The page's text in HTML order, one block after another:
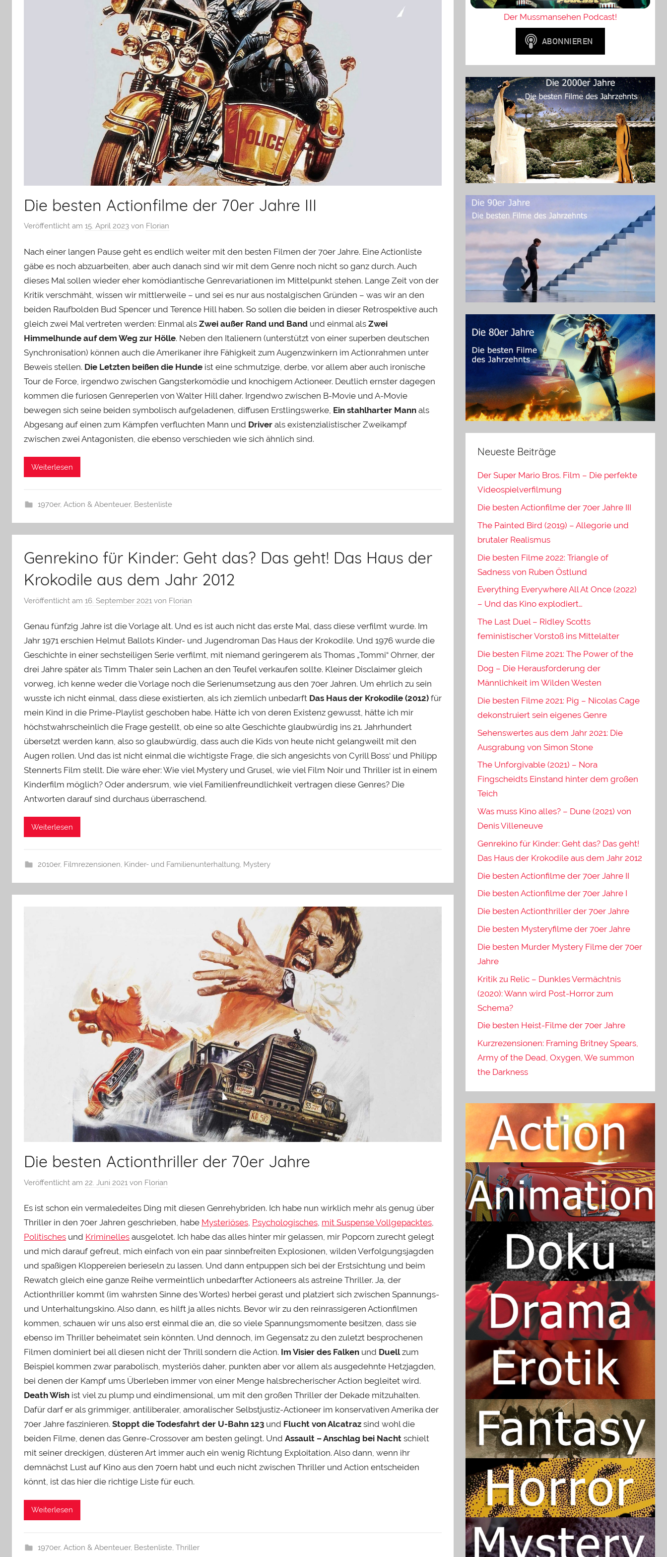
Die besten Actionfilme der 70er Jahre III
Veröffentlicht am 15. April 2023 von Florian
Nach einer langen Pause geht es endlich weiter mit den besten Filmen der 70er Jahre. Eine Actionliste
gäbe es noch abzuarbeiten, aber auch danach sind wir mit dem Genre noch nicht so ganz durch. Auch
dieses Mal sollen wieder eher komödiantische Genrevariationen im Mittelpunkt stehen. Lange Zeit von der
Kritik verschmäht, wissen wir mittlerweile – und sei es nur aus nostalgischen Gründen – was wir an den
beiden Raufbolden Bud Spencer und Terence Hill haben. So sollen die beiden in dieser Retrospektive auch
gleich zwei Mal vertreten werden: Einmal als Zwei außer Rand und Band und einmal als Zwei
Himmelhunde auf dem Weg zur Hölle. Neben den Italienern (unterstützt von einer superben deutschen
Synchronisation) können auch die Amerikaner ihre Fähigkeit zum Augenzwinkern im Actionrahmen unter
Beweis stellen. Die Letzten beißen die Hunde ist eine schmutzige, derbe, vor allem aber auch ironische
Tour de Force, irgendwo zwischen Gangsterkomödie und knochigem Actioneer. Deutlich ernster dagegen
kommen die furiosen Genreperlen von Walter Hill daher. Irgendwo zwischen B-Movie und A-Movie
bewegen sich seine beiden symbolisch aufgeladenen, diffusen Erstlingswerke, Ein stahlharter Mann als
Abgesang auf einen zum Kämpfen verfluchten Mann und Driver als existenzialistischer Zweikampf
zwischen zwei Antagonisten, die ebenso verschieden wie sich ähnlich sind.
Weiterlesen
1970er, Action & Abenteuer, Bestenliste
Genrekino für Kinder: Geht das? Das geht! Das Haus der
Krokodile aus dem Jahr 2012
Veröffentlicht am 16. September 2021 von Florian
Genau fünfzig Jahre ist die Vorlage alt. Und es ist auch nicht das erste Mal, dass diese verfilmt wurde. Im
Jahr 1971 erschien Helmut Ballots Kinder- und Jugendroman Das Haus der Krokodile. Und 1976 wurde die
Geschichte in einer sechsteiligen Serie verfilmt, mit niemand geringerem als Thomas „Tommi“ Ohrner, der
drei Jahre später als Timm Thaler sein Lachen an den Teufel verkaufen sollte. Kleiner Disclaimer gleich
vorweg, ich kenne weder die Vorlage noch die Serienumsetzung aus den 70er Jahren. Um ehrlich zu sein
wusste ich nicht einmal, dass diese existierten, als ich ziemlich unbedarft Das Haus der Krokodile (2012) für
mein Kind in die Prime-Playlist geschoben habe. Hätte ich von deren Existenz gewusst, hätte ich mir
höchstwahrscheinlich die Frage gestellt, ob eine so alte Geschichte glaubwürdig ins 21. Jahrhundert
übersetzt werden kann, also so glaubwürdig, dass auch die Kids von heute nicht gelangweilt mit den
Augen rollen. Und das ist nicht einmal die wichtigste Frage, die sich angesichts von Cyrill Boss‘ und Philipp
Stennerts Film stellt. Die wäre eher: Wie viel Mystery und Grusel, wie viel Film Noir und Thriller ist in einem
Kinderfilm möglich? Oder andersrum, wie viel Familienfreundlichkeit vertragen diese Genres? Die
Antworten darauf sind durchaus überraschend.
Weiterlesen
2010er, Filmrezensionen, Kinder- und Familienunterhaltung, Mystery
Die besten Actionthriller der 70er Jahre
Veröffentlicht am 22. Juni 2021 von Florian
Es ist schon ein vermaledeites Ding mit diesen Genrehybriden. Ich habe nun wirklich mehr als genug über
Thriller in den 70er Jahren geschrieben, habe Mysteriöses, Psychologisches, mit Suspense Vollgepacktes,
Politisches und Kriminelles ausgelotet. Ich habe das alles hinter mir gelassen, mir Popcorn zurecht gelegt
und mich darauf gefreut, mich einfach von ein paar sinnbefreiten Explosionen, wilden Verfolgungsjagden
und spaßigen Kloppereien berieseln zu lassen. Und dann entpuppen sich bei der Erstsichtung und beim
Rewatch gleich eine ganze Reihe vermeintlich unbedarfter Actioneers als astreine Thriller. Ja, der
Actionthriller kommt (im wahrsten Sinne des Wortes) herbei gerast und platziert sich zwischen Spannungs-
und Unterhaltungskino. Also dann, es hilft ja alles nichts. Bevor wir zu den reinrassigeren Actionfilmen
kommen, schauen wir uns also erst einmal die an, die so viele Spannungsmomente besitzen, dass sie
ebenso im Thriller beheimatet sein könnten. Und dennoch, im Gegensatz zu den zuletzt besprochenen
Filmen dominiert bei all diesen nicht der Thrill sondern die Action. Im Visier des Falken und Duellzum
Beispiel kommen zwar parabolisch, mysteriös daher, punkten aber vor allem als ausgedehnte Hetzjagden,
bei denen der Kampf ums Überleben immer von einer Menge halsbrecherischer Action begleitet wird.
Death Wish ist viel zu plump und eindimensional, um mit den großen Thriller der Dekade mitzuhalten.
Dafür darf er als grimmiger, antiliberaler, amoralischer Selbstjustiz-Actioneer im konservativen Amerika der
70er Jahre faszinieren. Stoppt die Todesfahrt der U-Bahn 123 und Flucht von Alcatraz sind wohl die
beiden Filme, denen das Genre-Crossover am besten gelingt. Und Assault – Anschlag bei Nacht schielt
mit seiner dreckigen, düsteren Art immer auch ein wenig Richtung Exploitation. Also dann, wenn ihr
demnächst Lust auf Kino aus den 70ern habt und euch nicht zwischen Thriller und Action entscheiden
könnt, ist das hier die richtige Liste für euch.
Weiterlesen
1970er, Action & Abenteuer, Bestenliste, Thriller
Der Mussmansehen Podcast!
Neueste Beiträge
Der Super Mario Bros. Film – Die perfekte
Videospielverfilmung
Die besten Actionfilme der 70er Jahre III
The Painted Bird (2019) – Allegorie und
brutaler Realismus
Die besten Filme 2022: Triangle of
Sadness von Ruben Östlund
Everything Everywhere All At Once (2022)
– Und das Kino explodiert…
The Last Duel – Ridley Scotts
feministischer Vorstoß ins Mittelalter
Die besten Filme 2021: The Power of the
Dog – Die Herausforderung der
Männlichkeit im Wilden Westen
Die besten Filme 2021: Pig – Nicolas Cage
dekonstruiert sein eigenes Genre
Sehenswertes aus dem Jahr 2021: Die
Ausgrabung von Simon Stone
The Unforgivable (2021) – Nora
Fingscheidts Einstand hinter dem großen
Teich
Was muss Kino alles? – Dune (2021) von
Denis Villeneuve
Genrekino für Kinder: Geht das? Das geht!
Das Haus der Krokodile aus dem Jahr 2012
Die besten Actionfilme der 70er Jahre II
Die besten Actionfilme der 70er Jahre I
Die besten Actionthriller der 70er Jahre
Die besten Mysteryfilme der 70er Jahre
Die besten Murder Mystery Filme der 70er
Jahre
Kritik zu Relic – Dunkles Vermächtnis
(2020): Wann wird Post-Horror zum
Schema?
Die besten Heist-Filme der 70er Jahre
Kurzrezensionen: Framing Britney Spears,
Army of the Dead, Oxygen, We summon
the Darkness